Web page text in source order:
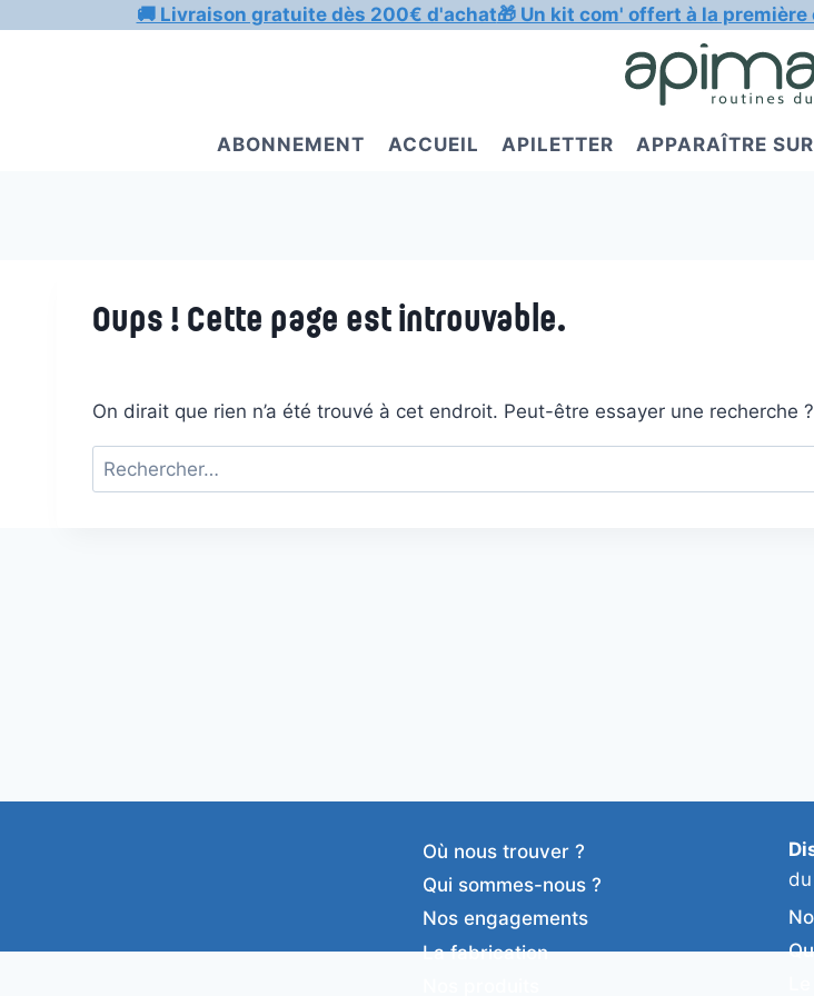
🚚 Livraison gratuite dès 200€ d'achat🎁 Un kit com' offert à la première
ABONNEMENT ACCUEIL APILETTER APPARAÎTRE
Oups ! Cette page est introuvable.
On dirait que rien n’a été trouvé à cet endroit. Peut-être essayer une recherche ?
Rechercher :
Où nous trouver ?
Qui sommes-nous ?
Nos engagements
La fabrication